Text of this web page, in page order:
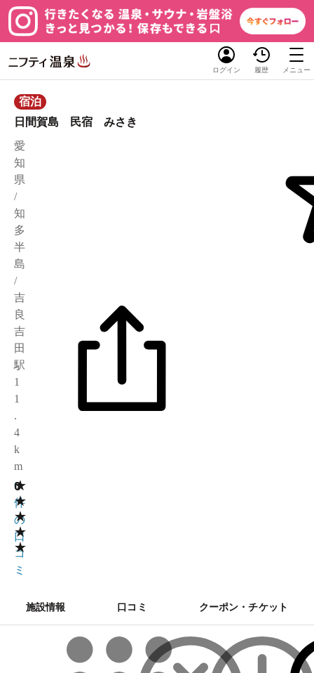
ログイン 履歴 メニュー
宿泊
日間賀島 民宿 みさき
愛
知
県
/
知
多
半
島
/
吉
良
吉
田
駅
1
1
.
4
k
m
★
★
★
★
★
0
0
件
の
口
コ
ミ
施設情報 口コミ クーポン・チケット